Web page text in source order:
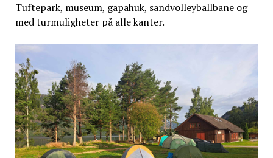
Tuftepark, museum, gapahuk, sandvolleyballbane og
med turmuligheter på alle kanter.